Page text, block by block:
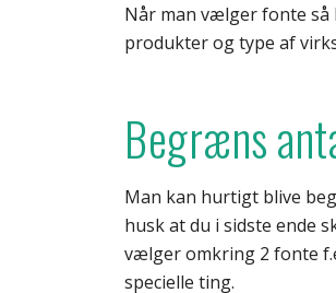
Når man vælger fonte så
produkter og type af
Begræns
Man kan hurtigt blive
husk at du i sidste ende
vælger omkring 2 fonte
specielle ting.